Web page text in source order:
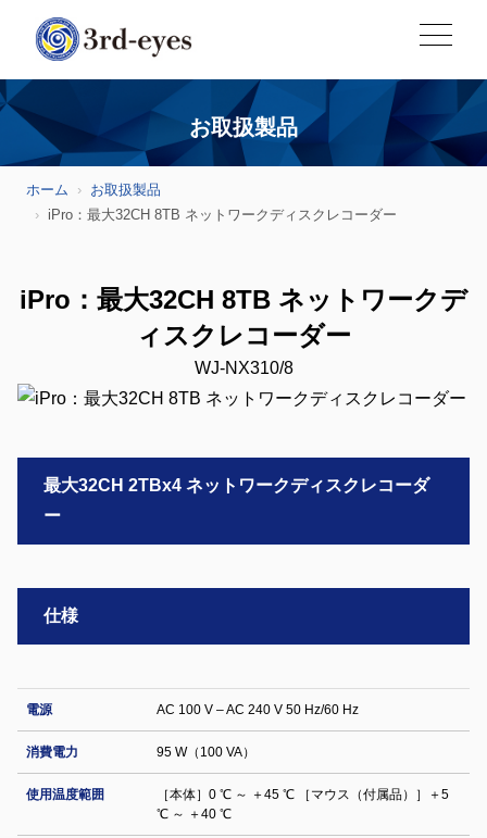
お取扱製品
ホーム
お取扱製品
iPro：最大32CH 8TB ネットワークディスクレコーダー
iPro：最大32CH 8TB ネットワークデ
ィスクレコーダー
WJ-NX310/8
最大32CH 2TBx4 ネットワークディスクレコーダ
ー
仕様
電源 AC 100 V – AC 240 V 50 Hz/60 Hz
消費電力 95 W（100 VA）
使用温度範囲
［本体］0 ℃ ～ ＋45 ℃ ［マウス（付属品）］＋5
℃ ～ ＋40 ℃